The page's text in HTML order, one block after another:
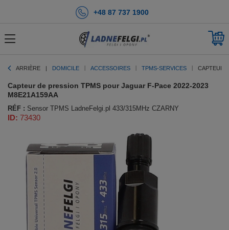
+48 87 737 1900
ARRIÈRE DOMICILE ACCESSOIRES TPMS-SERVICES CAPTEUR
Capteur de pression TPMS pour Jaguar F-Pace 2022-2023
M8E21A159AA
RÉF : Sensor TPMS LadneFelgi.pl 433/315MHz CZARNY
ID: 73430